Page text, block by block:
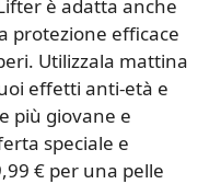
è adatta anche
protezione efficace
Utilizzala mattina
effetti anti-età e
più giovane e
speciale e
€ per una pelle